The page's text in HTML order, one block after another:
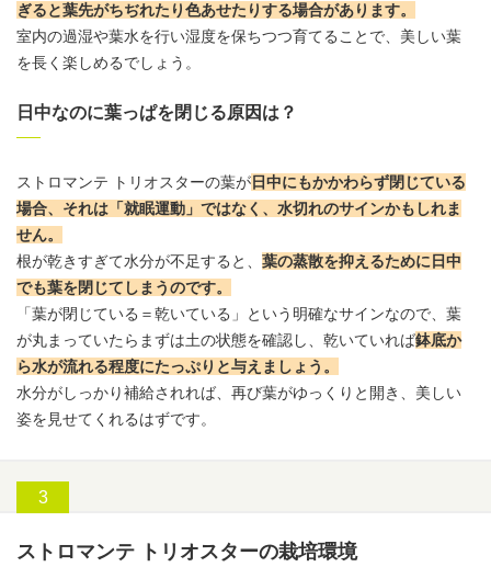
ぎると葉先がちぢれたり色あせたりする場合があります。
室内の過湿や葉水を行い湿度を保ちつつ育てることで、美しい葉
を長く楽しめるでしょう。
日中なのに葉っぱを閉じる原因は？
ストロマンテ トリオスターの葉が日中にもかかわらず閉じている
場合、それは「就眠運動」ではなく、水切れのサインかもしれま
せん。
根が乾きすぎて水分が不足すると、 葉の蒸散を抑えるために日中
でも葉を閉じてしまうのです。
「葉が閉じている＝乾いている」という明確なサインなので、葉
が丸まっていたらまずは土の状態を確認し、乾いていれば鉢底か
ら水が流れる程度にたっぷりと与えましょう。
水分がしっかり補給されれば、再び葉がゆっくりと開き、美しい
姿を見せてくれるはずです。
ストロマンテ トリオスターの栽培環境